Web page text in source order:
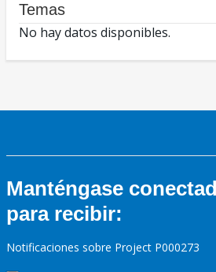
Temas
No hay datos disponibles.
Manténgase
para recibir:
Notificaciones sobre Project P000273